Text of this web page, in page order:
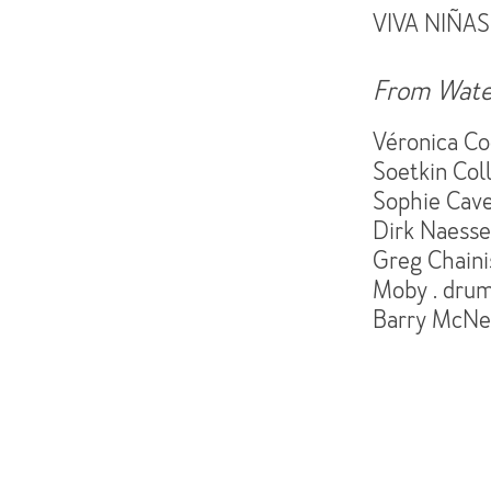
VIVA
From
Véronica
Soetkin
Sophie
Dirk
Greg
Moby .
Barry